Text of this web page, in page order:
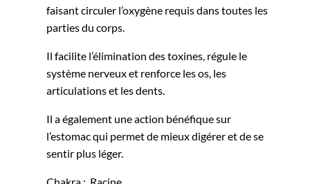
faisant circuler l’oxygène requis dans toutes les
parties du corps.
Il facilite l’élimination des toxines, régule le
système nerveux et renforce les os, les
articulations et les dents.
Il a également une action bénéfique sur
l’estomac qui permet de mieux digérer et de se
sentir plus léger.
Chakra : Racine